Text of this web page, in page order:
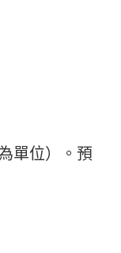
單位）。預